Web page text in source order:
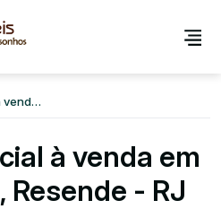
Julieta
à venda em
- RJ